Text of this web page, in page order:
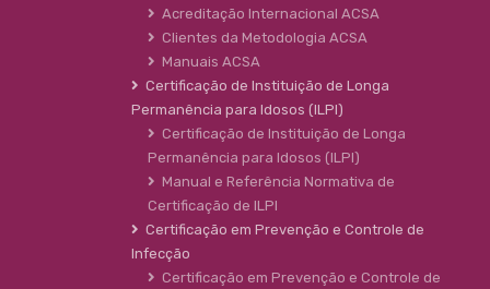
Acreditação Internacional ACSA
Clientes da Metodologia ACSA
Manuais ACSA
Certificação de Instituição de Longa
Permanência para Idosos (ILPI)
Certificação de Instituição de Longa
Permanência para Idosos (ILPI)
Manual e Referência Normativa de
Certificação de ILPI
Certificação em Prevenção e Controle de
Infecção
Certificação em Prevenção e Controle de